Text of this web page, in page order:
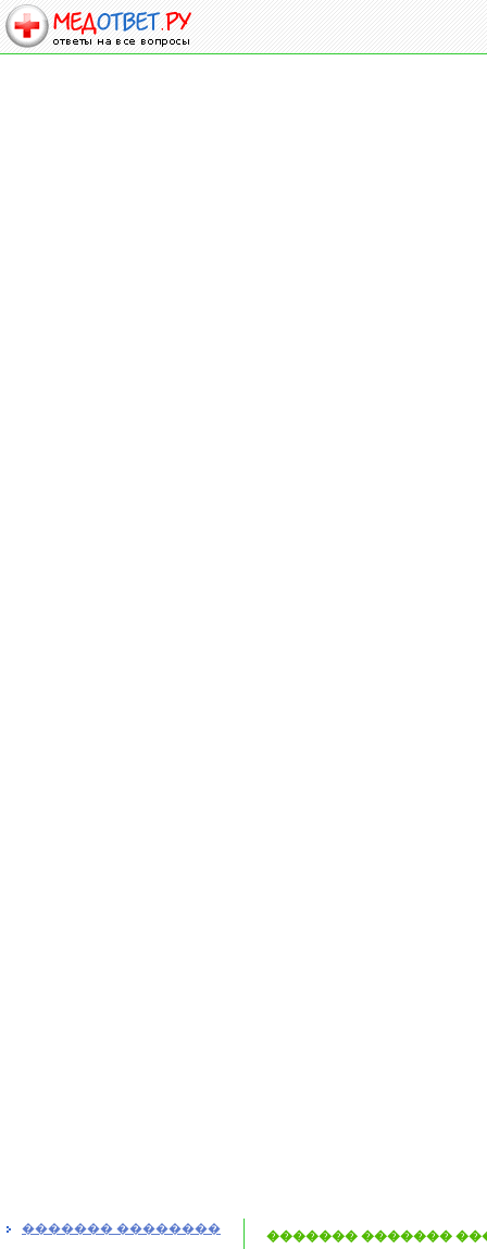
������� ��������
������� �������